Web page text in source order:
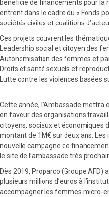
bénéficié de financements pour
entrent dans le cadre du « Fonds
sociétés civiles et coalitions
Ces projets couvrent les
Leadership social et citoyen des
Autonomisation des femmes et
Droits et santé sexuels et
Lutte contre les violences basées
Cette année, l’Ambassade mettra
en faveur des organisations
citoyens, sociaux et économiques
montant de 1M€ sur deux ans.
nouvelle campagne de
le site de l’ambassade très
Dès 2019, Proparco (Groupe AFD)
plusieurs millions d’euros à
accompagner les femmes micro-